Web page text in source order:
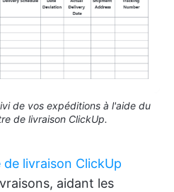
de vos expéditions à l'aide du
de livraison ClickUp.
livraison ClickUp
aidant les